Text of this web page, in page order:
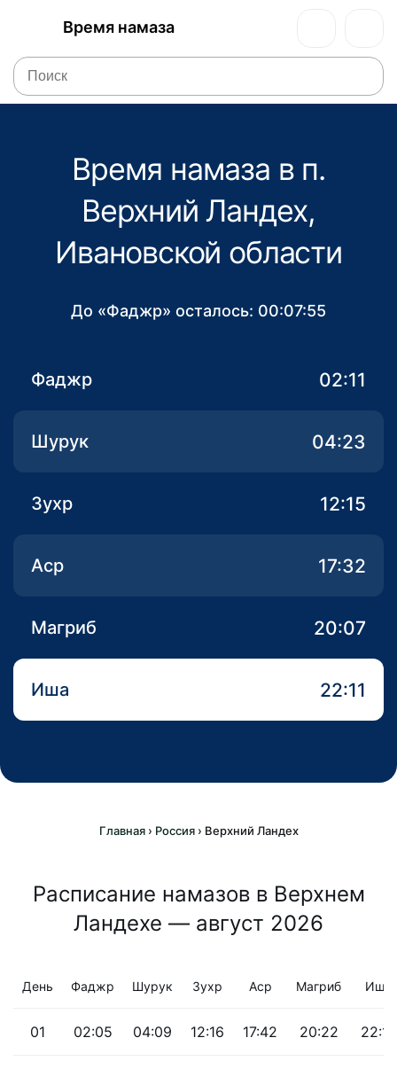
Время намаза
Время намаза в п.
Верхний Ландех,
Ивановской области
До «Фаджр» осталось: 00:07:55
Фаджр 02:11
Шурук 04:23
Зухр 12:15
Аср 17:32
Магриб 20:07
Иша 22:11
Главная› Россия› Верхний Ландех
Расписание намазов в Верхнем
Ландехе — август 2026
День Фаджр Шурук Зухр Аср Магриб Иша
01 02:05 04:09 12:16 17:42 20:22 22:19